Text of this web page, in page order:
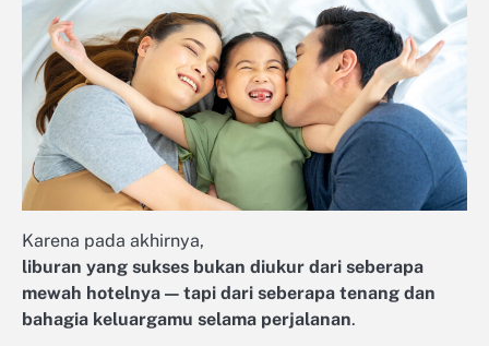
Karena pada akhirnya,
liburan yang sukses bukan diukur dari seberapa
mewah hotelnya — tapi dari seberapa tenang dan
bahagia keluargamu selama perjalanan.